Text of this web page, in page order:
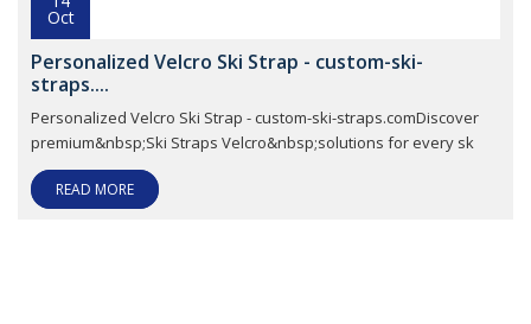
Oct
Personalized Velcro Ski Strap - custom-ski-
straps....
Personalized Velcro Ski Strap - custom-ski-straps.comDiscover
premium&nbsp;Ski Straps Velcro&nbsp;solutions for every sk
READ MORE